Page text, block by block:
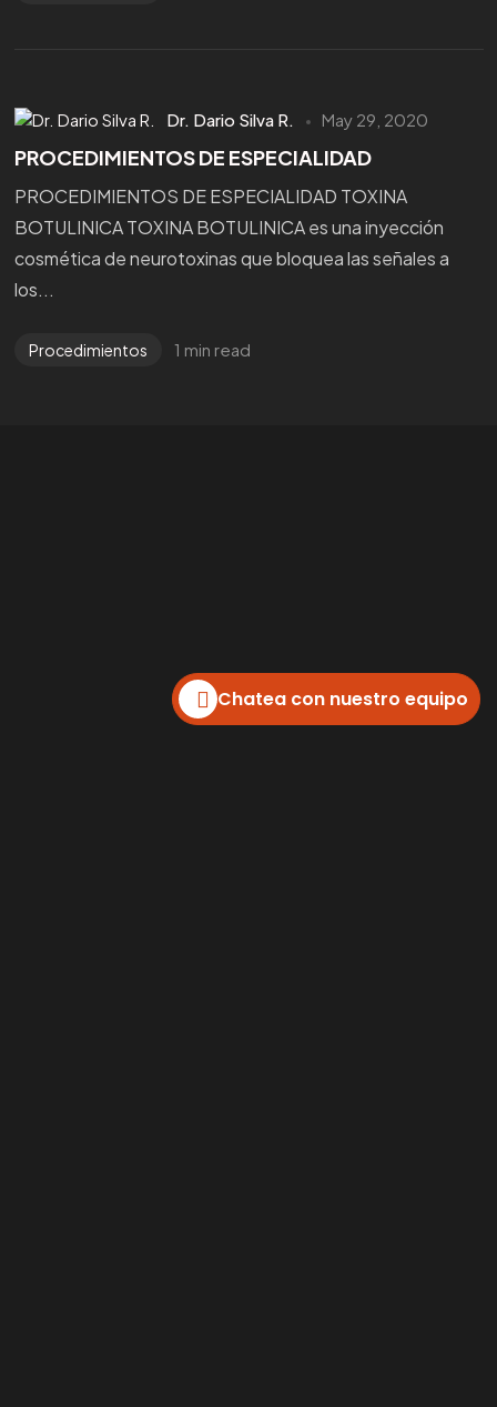
Dr. Dario Silva R. May 29, 2020
PROCEDIMIENTOS DE ESPECIALIDAD
PROCEDIMIENTOS DE ESPECIALIDAD TOXINA
BOTULINICA TOXINA BOTULINICA es una inyección
cosmética de neurotoxinas que bloquea las señales a
los...
Procedimientos 1 min read
Quieres dar el
Chatea con nuestro equipo